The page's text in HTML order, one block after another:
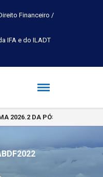
Financeiro /
IFA e do ILADT
2026.2 DA PÓS-